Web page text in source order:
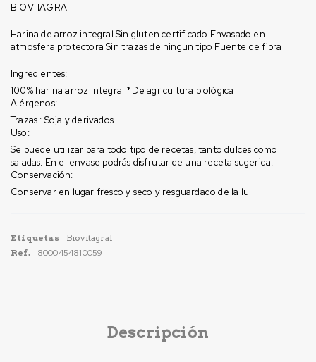
BIOVITAGRA
Harina de arroz integral Sin gluten certificado Envasado en
atmosfera protectora Sin trazas de ningun tipo Fuente de fibra
Ingredientes:
100% harina arroz integral *De agricultura biológica
Alérgenos:
Trazas : Soja y derivados
Uso:
Se puede utilizar para todo tipo de recetas, tanto dulces como
saladas. En el envase podrás disfrutar de una receta sugerida.
Conservación:
Conservar en lugar fresco y seco y resguardado de la lu
Etiquetas
Biovitagral
Ref.
8000454810059
Descripción